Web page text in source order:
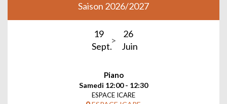
Saison 2026/2027
19
Sept.
26
Juin
Piano
Samedi 12:00 - 12:30
ESPACE ICARE